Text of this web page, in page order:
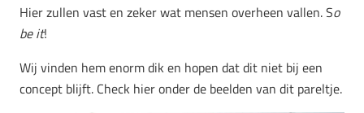
Hier zullen vast en zeker wat mensen overheen vallen. So
be it!
Wij vinden hem enorm dik en hopen dat dit niet bij een
concept blijft. Check hier onder de beelden van dit pareltje.